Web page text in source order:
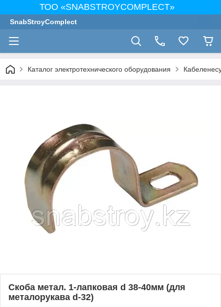
ТОО «SNABSTROYCOMPLECT»
SnabStroyComplect
Каталог электротехнического оборудования
Скоба метал. 1-лапковая d 38-40мм (для
металорукава d-32)